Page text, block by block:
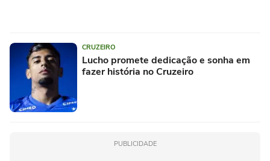
CRUZEIRO
Lucho promete dedicação e sonha em
fazer história no Cruzeiro
PUBLICIDADE